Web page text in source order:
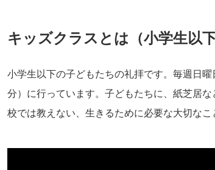
キッズクラスとは（小学生以下
小学生以下の子どもたちの礼拝です。毎週日
分）に行っています。子どもたちに、紙芝居
校では教えない、生きるために必要な大切なこ